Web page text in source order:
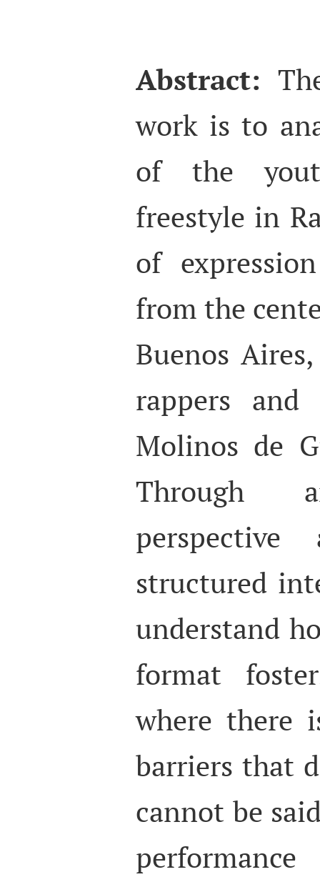
Abstract:
work is to
of the
freestyle in
of
from the
Buenos
rappers
Molinos de
Through
structured
understand
format
where there
barriers that
cannot be